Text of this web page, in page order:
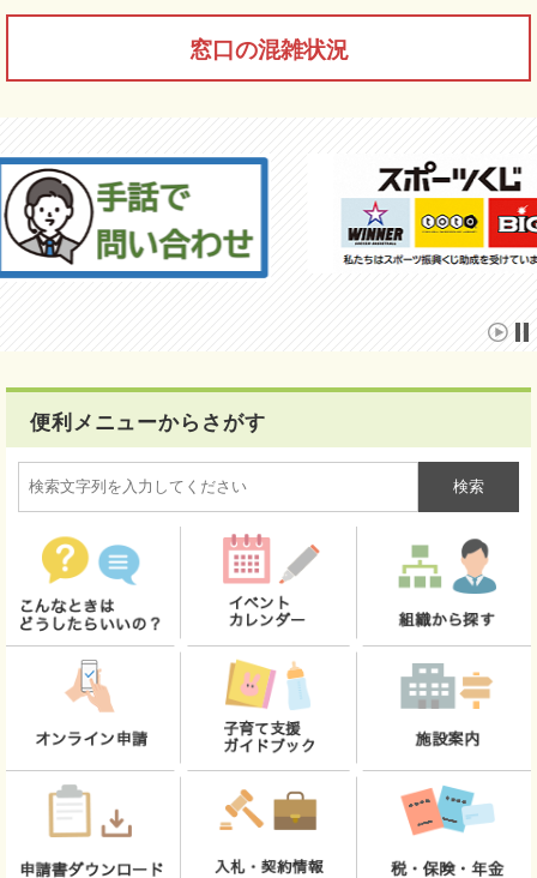
窓口の混雑状況
便利メニューからさがす